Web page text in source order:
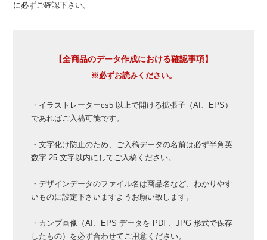
に必ずご確認下さい。
【全商品のデータ作成における確認事項】
※必ずお読みください。
・イラストレーターcs5 以上で開ける拡張子（AI、EPS）
であればご入稿可能です。
・文字化け防止のため、ご入稿データの名前は必ず半角英
数字 25 文字以内にしてご入稿ください。
・デザインデータのファイル名は商品名など、わかりやす
いものに設定下さいますようお願い致します。
・カンプ画像（AI、EPS データを PDF、JPG 形式で保存
したもの）を必ず合わせてご用意ください。